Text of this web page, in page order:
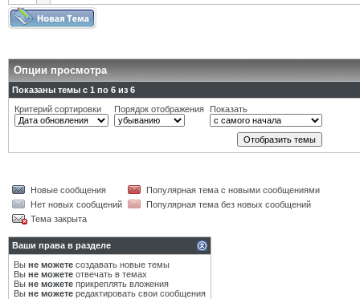
Опции просмотра
Показаны темы с 1 по 6 из 6
Критерий сортировки
Порядок отображения Показать
Новые сообщения
Популярная тема с новыми сообщениями
Нет новых сообщений
Популярная тема без новых сообщений
Тема закрыта
Ваши права в разделе
Вы не можете создавать новые темы
Вы не можете отвечать в темах
Вы не можете прикреплять вложения
Вы не можете редактировать свои сообщения